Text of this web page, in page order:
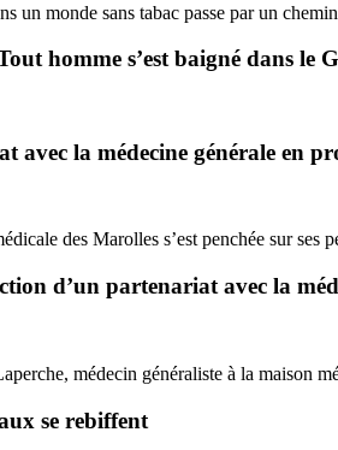
un monde sans tabac passe par un
homme s’est baigné dans
avec la médecine générale en
des Marolles s’est penchée sur
d’un partenariat avec la
médecin généraliste à la maison
se rebiffent